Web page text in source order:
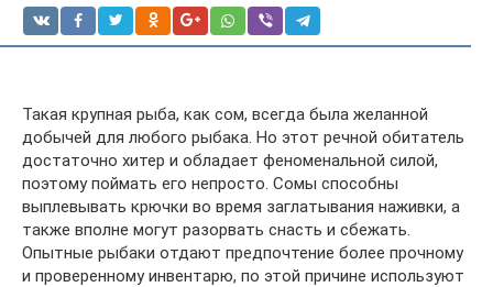
Такая крупная рыба, как сом, всегда была желанной
добычей для любого рыбака. Но этот речной обитатель
достаточно хитер и обладает феноменальной силой,
поэтому поймать его непросто. Сомы способны
выплевывать крючки во время заглатывания наживки, а
также вполне могут разорвать снасть и сбежать.
Опытные рыбаки отдают предпочтение более прочному
и проверенному инвентарю, по этой причине используют